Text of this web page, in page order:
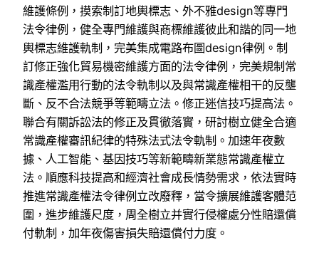
維護條例，摸索制訂地輿標志、外不雅design等專門
法令律例，健全專門維護與商標維護彼此和諧的同一地
輿標志維護軌制，完美集成電路布圖design律例。制
訂修正強化貿易機密維護方面的法令律例，完美規制常
識產權濫用行動的法令軌制以及與常識產權相干的反壟
斷、反不合法競爭等範疇立法。修正迷信技巧提高法。
聯合有關訴訟法的修正及貫徹落實，研討樹立健全合適
常識產權審訊紀律的特殊法式法令軌制。加速年夜數
據、人工智能、基因技巧等新範疇新業態常識產權立
法。順應科技提高和經濟社會成長情勢需求，依法實時
推進常識產權法令律例立改廢釋，當令擴展維護客體范
圍，進步維護尺度，周全樹立并實行侵權處分性賠還償
付軌制，加年夜傷害損失賠還償付力度。